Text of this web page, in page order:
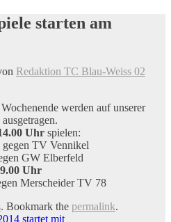
starten am
Redaktion TC Blau-Weiss 02
werden auf unserer
Uhr spielen:
gegen TV Vennikel
GW Elberfeld
Uhr
Merscheider TV 78
. Bookmark the permalink.
startet mit